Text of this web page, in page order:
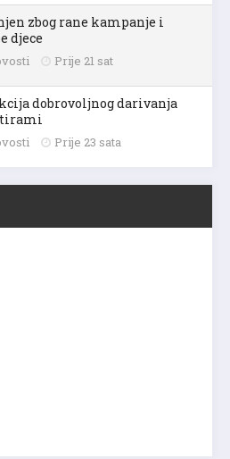
zbog rane kampanje i
djece
Prije 21 sat
dobrovoljnog darivanja
Prije 23 sata